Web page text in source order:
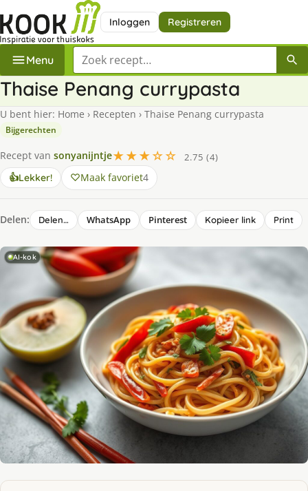
Inloggen Registreren
Menu Zoek een recept
Thaise Penang currypasta
U bent hier: Home › Recepten › Thaise Penang currypasta
Bijgerechten
Recept van sonyanijntje★★★☆☆
2.75 (4)
👍Lekker! Maak favoriet4
Delen: Delen… WhatsApp Pinterest Kopieer link Print
AI-kok